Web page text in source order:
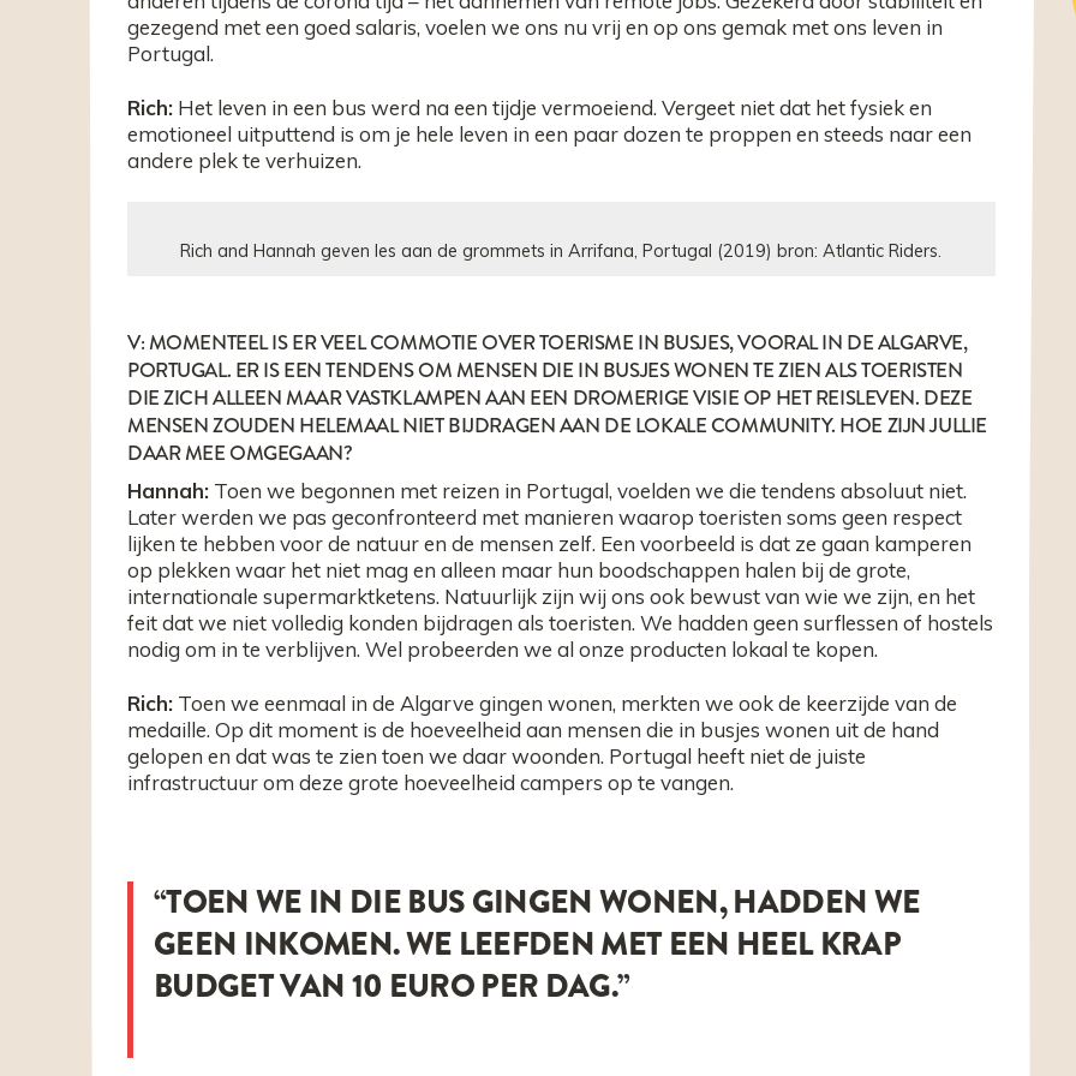
gezegend met een goed salaris, voelen we ons nu vrij en op ons gemak met ons leven in
Portugal.
Rich: Het leven in een bus werd na een tijdje vermoeiend. Vergeet niet dat het fysiek en
emotioneel uitputtend is om je hele leven in een paar dozen te proppen en steeds naar een
andere plek te verhuizen.
Rich and Hannah geven les aan de grommets in Arrifana, Portugal (2019) bron: Atlantic Riders.
V: MOMENTEEL IS ER VEEL COMMOTIE OVER TOERISME IN BUSJES, VOORAL IN DE ALGARVE,
PORTUGAL. ER IS EEN TENDENS OM MENSEN DIE IN BUSJES WONEN TE ZIEN ALS TOERISTEN
DIE ZICH ALLEEN MAAR VASTKLAMPEN AAN EEN DROMERIGE VISIE OP HET REISLEVEN. DEZE
MENSEN ZOUDEN HELEMAAL NIET BIJDRAGEN AAN DE LOKALE COMMUNITY. HOE ZIJN JULLIE
DAAR MEE OMGEGAAN?
Hannah: Toen we begonnen met reizen in Portugal, voelden we die tendens absoluut niet.
Later werden we pas geconfronteerd met manieren waarop toeristen soms geen respect
lijken te hebben voor de natuur en de mensen zelf. Een voorbeeld is dat ze gaan kamperen
op plekken waar het niet mag en alleen maar hun boodschappen halen bij de grote,
internationale supermarktketens. Natuurlijk zijn wij ons ook bewust van wie we zijn, en het
feit dat we niet volledig konden bijdragen als toeristen. We hadden geen surflessen of hostels
nodig om in te verblijven. Wel probeerden we al onze producten lokaal te kopen.
Rich: Toen we eenmaal in de Algarve gingen wonen, merkten we ook de keerzijde van de
medaille. Op dit moment is de hoeveelheid aan mensen die in busjes wonen uit de hand
gelopen en dat was te zien toen we daar woonden. Portugal heeft niet de juiste
infrastructuur om deze grote hoeveelheid campers op te vangen.
“TOEN WE IN DIE BUS GINGEN WONEN, HADDEN WE
GEEN INKOMEN. WE LEEFDEN MET EEN HEEL KRAP
BUDGET VAN 10 EURO PER DAG.”